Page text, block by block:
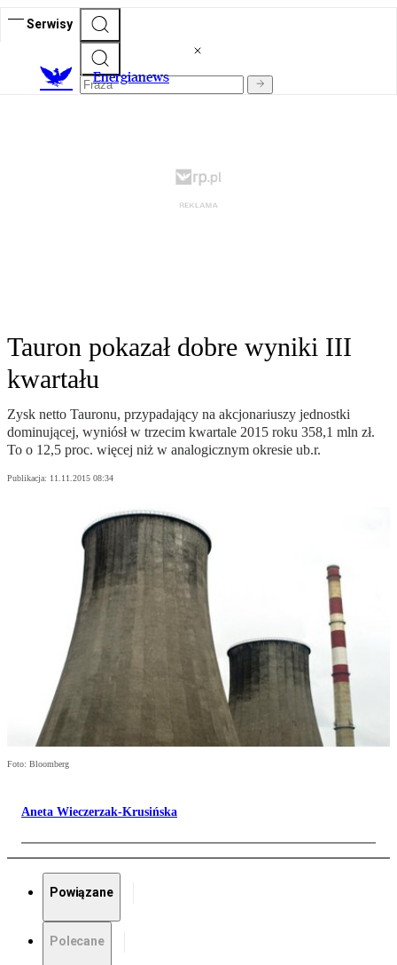
Serwisy
Energianews
Tauron pokazał dobre wyniki III
kwartału
Zysk netto Tauronu, przypadający na akcjonariuszy jednostki
dominującej, wyniósł w trzecim kwartale 2015 roku 358,1 mln zł.
To o 12,5 proc. więcej niż w analogicznym okresie ub.r.
Publikacja: 11.11.2015 08:34
Foto: Bloomberg
Aneta Wieczerzak-Krusińska
Powiązane
Polecane